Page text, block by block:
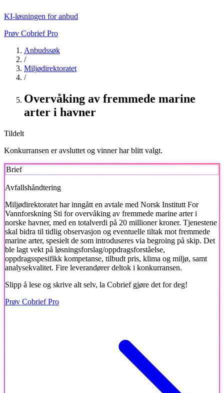
KI-løsningen for anbud
Prøv Cobrief Pro
Anbudssøk
/
Miljødirektoratet
/
Overvåking av fremmede marine
arter i havner
Tildelt
Konkurransen er avsluttet og vinner har blitt valgt.
Brief
Avfallshåndtering
Miljødirektoratet har inngått en avtale med Norsk Institutt For
Vannforskning Sti for overvåking av fremmede marine arter i
norske havner, med en totalverdi på 20 millioner kroner. Tjenestene
skal bidra til tidlig observasjon og eventuelle tiltak mot fremmede
marine arter, spesielt de som introduseres via begroing på skip. Det
ble lagt vekt på løsningsforslag/oppdragsforståelse,
oppdragsspesifikk kompetanse, tilbudt pris, klima og miljø, samt
analysekvalitet. Fire leverandører deltok i konkurransen.
Slipp å lese og skrive alt selv, la Cobrief gjøre det for deg!
Prøv Cobrief Pro